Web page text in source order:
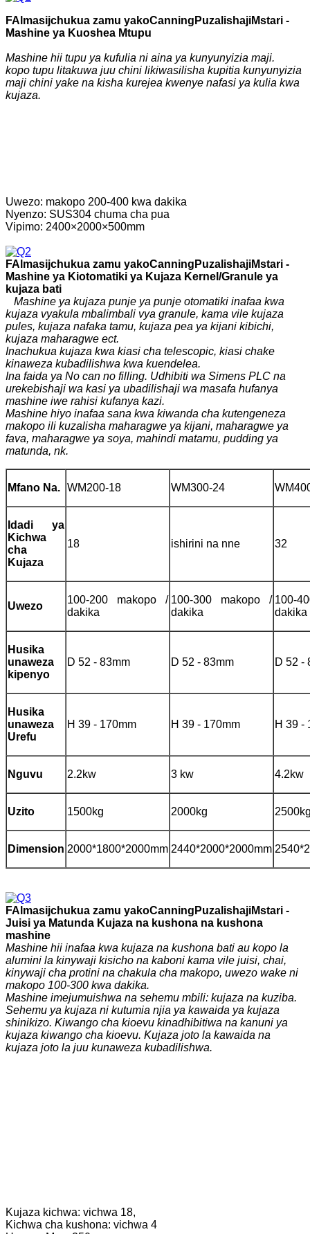
FAlmasijchukua zamu yakoCanning PuzalishajiMstari -
Mashine ya Kuoshea Mtupu
Mashine hii tupu ya kufulia ni aina ya kunyunyizia maji.
kopo tupu litakuwa juu chini likiwasilisha kupitia kunyunyizia
maji chini yake na kisha kurejea kwenye nafasi ya kulia kwa
kujaza.
Uwezo: makopo 200-400 kwa dakika
Nyenzo: SUS304 chuma cha pua
Vipimo: 2400×2000×500mm
FAlmasijchukua zamu yakoCanning PuzalishajiMstari -
Mashine ya Kiotomatiki ya Kujaza Kernel/Granule ya
kujaza bati
Mashine ya kujaza punje ya punje otomatiki inafaa kwa
kujaza vyakula mbalimbali vya granule, kama vile kujaza
pules, kujaza nafaka tamu, kujaza pea ya kijani kibichi,
kujaza maharagwe ect.
Inachukua kujaza kwa kiasi cha telescopic, kiasi chake
kinaweza kubadilishwa kwa kuendelea.
Ina faida ya No can no filling. Udhibiti wa Simens PLC na
urekebishaji wa kasi ya ubadilishaji wa masafa hufanya
mashine iwe rahisi kufanya kazi.
Mashine hiyo inafaa sana kwa kiwanda cha kutengeneza
makopo ili kuzalisha maharagwe ya kijani, maharagwe ya
fava, maharagwe ya soya, mahindi matamu, pudding ya
matunda, nk.
Mfano Na. WM200-18 WM300-24
Idadi ya
Kichwa
cha
Kujaza
18 ishirini na nne 32
Uwezo
100-200 makopo /
dakika
100-300 makopo /
dakika
100-
dakika
Husika
unaweza
kipenyo
D 52 - 83mm D 52 - 83mm D 52 -
Husika
unaweza
Urefu
H 39 - 170mm H 39 - 170mm H 39 -
Nguvu 2.2kw 3 kw 4.2kw
Uzito 1500kg 2000kg
Dimension 2000*1800*2000mm 2440*2000*2000mm
FAlmasijchukua zamu yakoCanning PuzalishajiMstari -
Juisi ya Matunda Kujaza na kushona na kushona
mashine
Mashine hii inafaa kwa kujaza na kushona bati au kopo la
alumini la kinywaji kisicho na kaboni kama vile juisi, chai,
kinywaji cha protini na chakula cha makopo, uwezo wake ni
makopo 100-300 kwa dakika.
Mashine imejumuishwa na sehemu mbili: kujaza na kuziba.
Sehemu ya kujaza ni kutumia njia ya kawaida ya kujaza
shinikizo. Kiwango cha kioevu kinadhibitiwa na kanuni ya
kujaza kiwango cha kioevu. Kujaza joto la kawaida na
kujaza joto la juu kunaweza kubadilishwa.
Kujaza kichwa: vichwa 18,
Kichwa cha kushona: vichwa 4